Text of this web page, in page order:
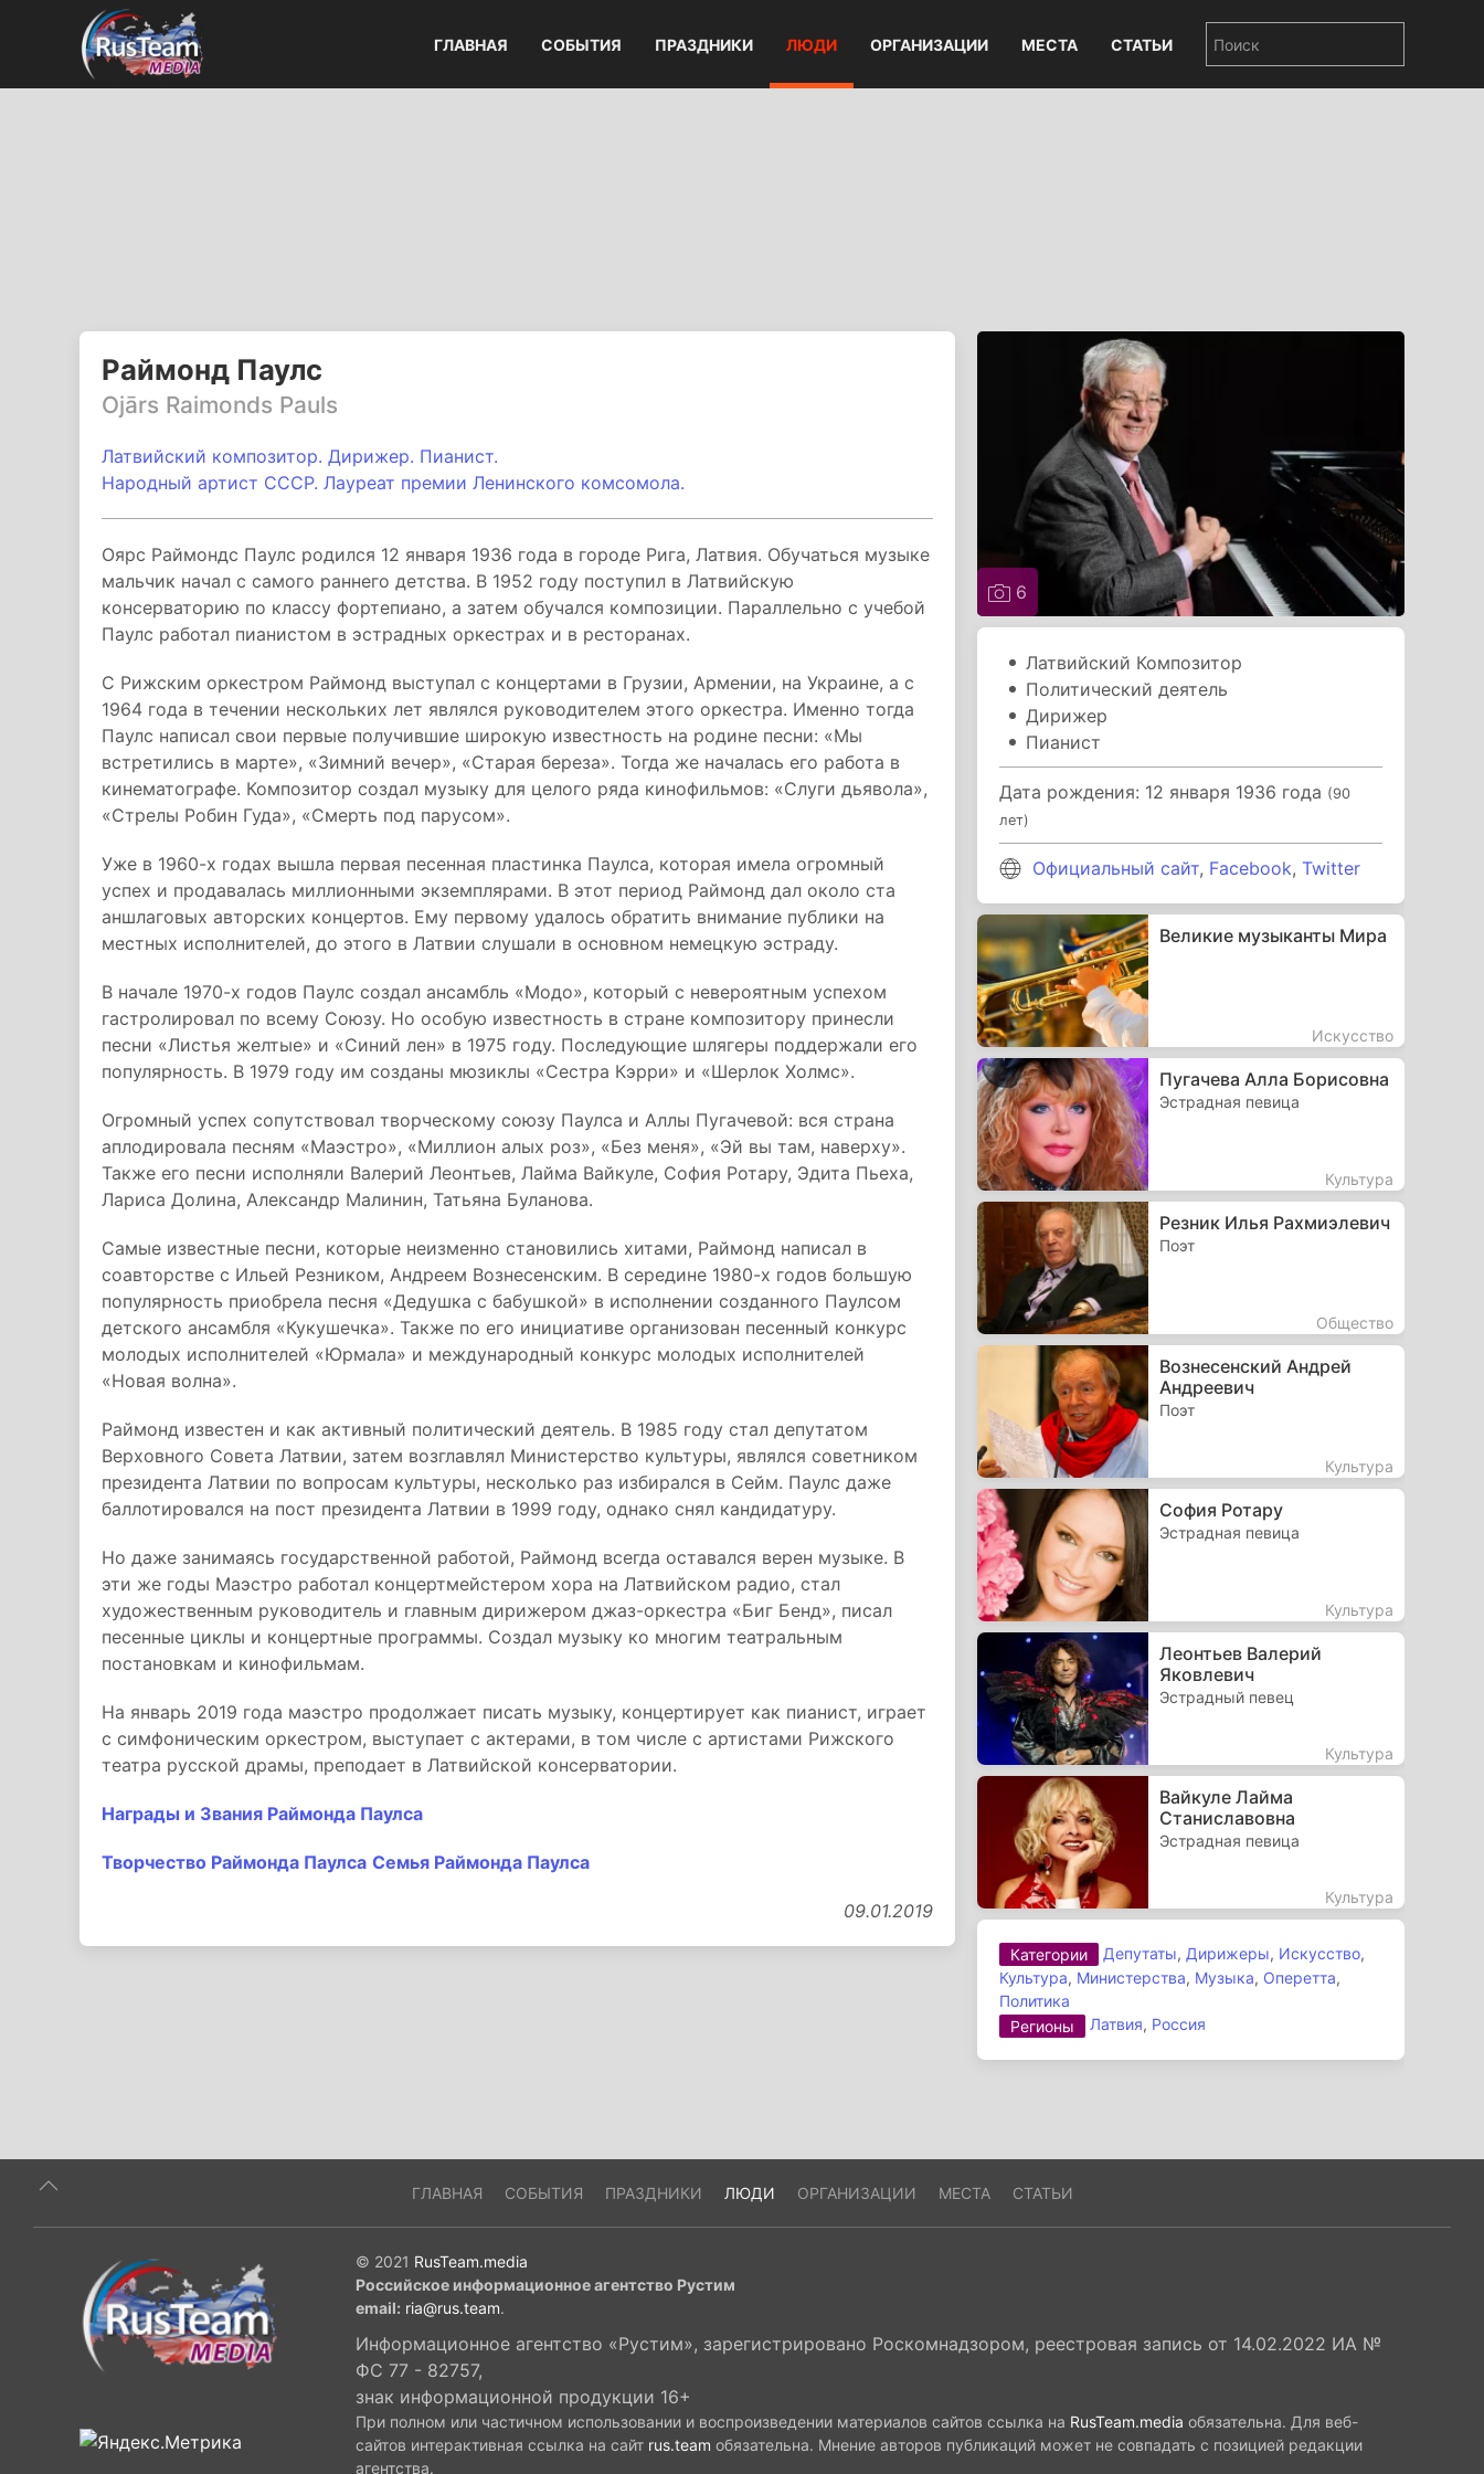
ГЛАВНАЯ СОБЫТИЯ ПРАЗДНИКИ ЛЮДИ ОРГАНИЗАЦИИ МЕСТА СТАТЬИ
Раймонд Паулс
Ojārs Raimonds Pauls
Латвийский композитор. Дирижер. Пианист.
Народный артист СССР. Лауреат премии Ленинского комсомола.
Оярс Раймондс Паулс родился 12 января 1936 года в городе Рига, Латвия. Обучаться музыке
мальчик начал с самого раннего детства. В 1952 году поступил в Латвийскую
консерваторию по классу фортепиано, а затем обучался композиции. Параллельно с учебой
Паулс работал пианистом в эстрадных оркестрах и в ресторанах.
С Рижским оркестром Раймонд выступал с концертами в Грузии, Армении, на Украине, а с
1964 года в течении нескольких лет являлся руководителем этого оркестра. Именно тогда
Паулс написал свои первые получившие широкую известность на родине песни: «Мы
встретились в марте», «Зимний вечер», «Старая береза». Тогда же началась его работа в
кинематографе. Композитор создал музыку для целого ряда кинофильмов: «Слуги дьявола»,
«Стрелы Робин Гуда», «Смерть под парусом».
Уже в 1960-х годах вышла первая песенная пластинка Паулса, которая имела огромный
успех и продавалась миллионными экземплярами. В этот период Раймонд дал около ста
аншлаговых авторских концертов. Ему первому удалось обратить внимание публики на
местных исполнителей, до этого в Латвии слушали в основном немецкую эстраду.
В начале 1970-х годов Паулс создал ансамбль «Модо», который с невероятным успехом
гастролировал по всему Союзу. Но особую известность в стране композитору принесли
песни «Листья желтые» и «Синий лен» в 1975 году. Последующие шлягеры поддержали его
популярность. В 1979 году им созданы мюзиклы «Сестра Кэрри» и «Шерлок Холмс».
Огромный успех сопутствовал творческому союзу Паулса и Аллы Пугачевой: вся страна
аплодировала песням «Маэстро», «Миллион алых роз», «Без меня», «Эй вы там, наверху».
Также его песни исполняли Валерий Леонтьев, Лайма Вайкуле, София Ротару, Эдита Пьеха,
Лариса Долина, Александр Малинин, Татьяна Буланова.
Самые известные песни, которые неизменно становились хитами, Раймонд написал в
соавторстве с Ильей Резником, Андреем Вознесенским. В середине 1980-х годов большую
популярность приобрела песня «Дедушка с бабушкой» в исполнении созданного Паулсом
детского ансамбля «Кукушечка». Также по его инициативе организован песенный конкурс
молодых исполнителей «Юрмала» и международный конкурс молодых исполнителей
«Новая волна».
Раймонд известен и как активный политический деятель. В 1985 году стал депутатом
Верховного Совета Латвии, затем возглавлял Министерство культуры, являлся советником
президента Латвии по вопросам культуры, несколько раз избирался в Сейм. Паулс даже
баллотировался на пост президента Латвии в 1999 году, однако снял кандидатуру.
Но даже занимаясь государственной работой, Раймонд всегда оставался верен музыке. В
эти же годы Маэстро работал концертмейстером хора на Латвийском радио, стал
художественным руководитель и главным дирижером джаз-оркестра «Биг Бенд», писал
песенные циклы и концертные программы. Создал музыку ко многим театральным
постановкам и кинофильмам.
На январь 2019 года маэстро продолжает писать музыку, концертирует как пианист, играет
с симфоническим оркестром, выступает с актерами, в том числе с артистами Рижского
театра русской драмы, преподает в Латвийской консерватории.
Награды и Звания Раймонда Паулса
Творчество Раймонда Паулса Семья Раймонда Паулса
09.01.2019
6
Латвийский Композитор
Политический деятель
Дирижер
Пианист
Дата рождения: 12 января 1936 года (90
лет)
Официальный сайт, Facebook,Twitter
Великие музыканты Мира
Искусство
Пугачева Алла Борисовна
Эстрадная певица
Культура
Резник Илья Рахмиэлевич
Поэт
Общество
Вознесенский Андрей
Андреевич
Поэт
Культура
София Ротару
Эстрадная певица
Культура
Леонтьев Валерий
Яковлевич
Эстрадный певец
Культура
Вайкуле Лайма
Станиславовна
Эстрадная певица
Культура
Категории Депутаты, Дирижеры, Искусство,
Культура, Министерства, Музыка, Оперетта,
Политика
Регионы
Латвия, Россия
ГЛАВНАЯ СОБЫТИЯ ПРАЗДНИКИ ЛЮДИ ОРГАНИЗАЦИИ МЕСТА СТАТЬИ
© 2021 RusTeam.media
Российское информационное агентство Рустим
email: ria@rus.team.
Информационное агентство «Рустим», зарегистрировано Роскомнадзором, реестровая запись от 14.02.2022 ИА №
ФС 77 - 82757,
знак информационной продукции 16+
При полном или частичном использовании и воспроизведении материалов сайтов ссылка на RusTeam.media обязательна. Для веб-
сайтов интерактивная ссылка на сайт rus.team обязательна. Мнение авторов публикаций может не совпадать с позицией редакции
агентства.